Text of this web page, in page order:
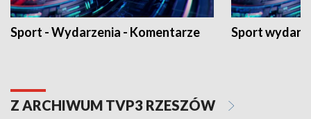
Sport - Wydarzenia - Komentarze Sport
Z ARCHIWUM TVP3 RZESZÓW